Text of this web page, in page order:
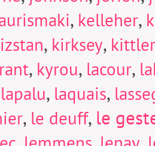
, kelleher,
, kirksey, kittler
, kyrou, lacour,
lapalu, laquais,
, le deuff, le